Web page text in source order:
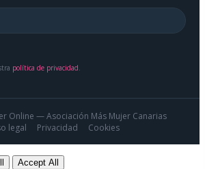
política de privacidad.
Online — Asociación Más Mujer Canarias
legal
Privacidad Cookies
Accept All